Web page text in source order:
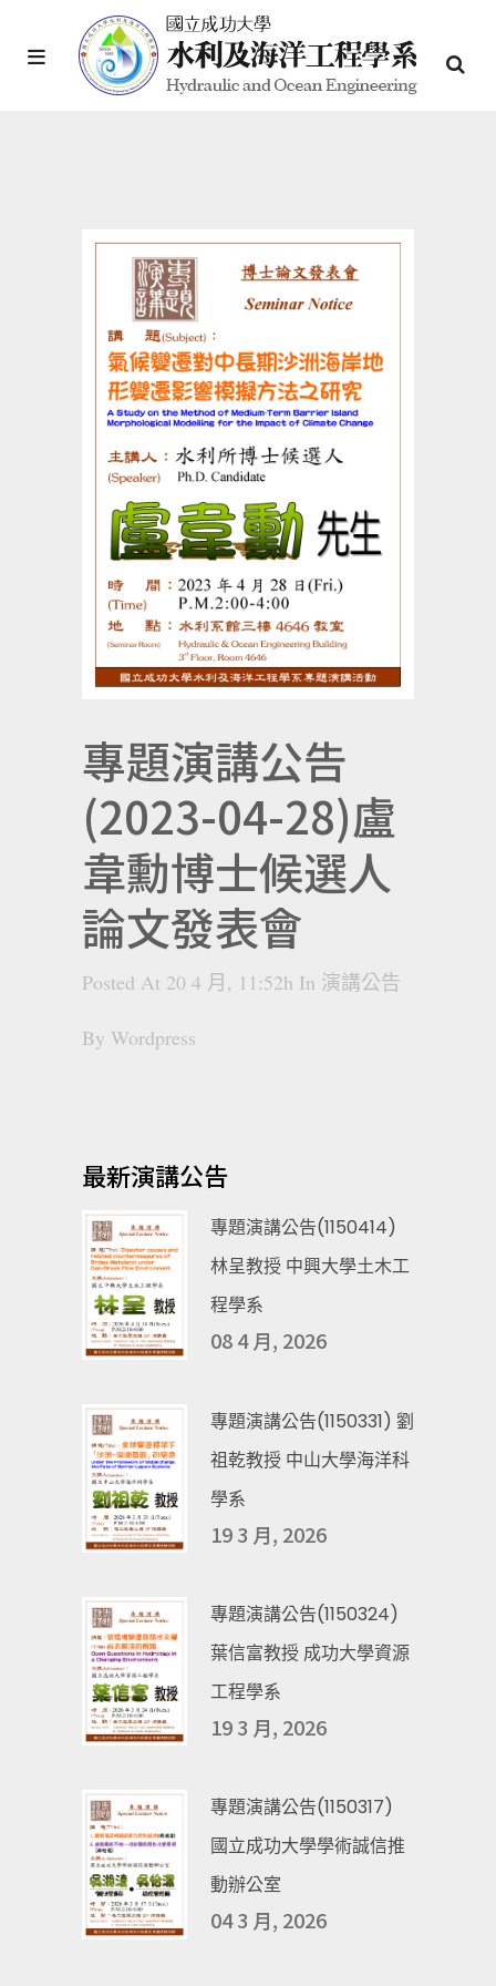
專題演講公告
(2023-04-28)盧
韋勳博士候選人
論文發表會
Posted At 20 4 月, 11:52h In 演講公告
By Wordpress
最新演講公告
專題演講公告(1150414)
林呈教授 中興大學土木工
程學系
08 4 月, 2026
專題演講公告(1150331) 劉
祖乾教授 中山大學海洋科
學系
19 3 月, 2026
專題演講公告(1150324)
葉信富教授 成功大學資源
工程學系
19 3 月, 2026
專題演講公告(1150317)
國立成功大學學術誠信推
動辦公室
04 3 月, 2026